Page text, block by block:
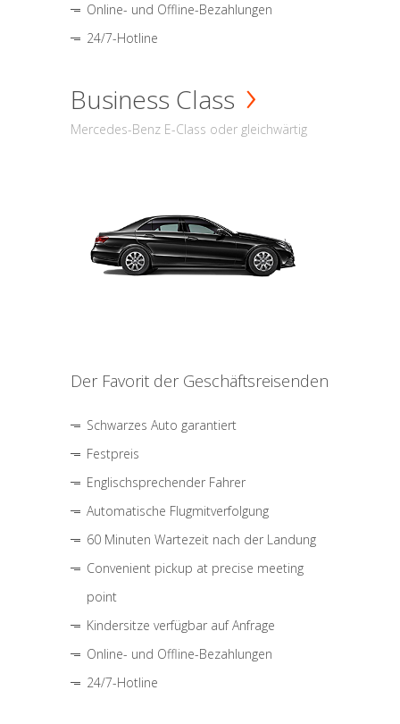
Online- und Offline-Bezahlungen
24/7-Hotline
Business Class
Mercedes-Benz E-Class oder gleichwärtig
Der Favorit der Geschäftsreisenden
Schwarzes Auto garantiert
Festpreis
Englischsprechender Fahrer
Automatische Flugmitverfolgung
60 Minuten Wartezeit nach der Landung
Convenient pickup at precise meeting
point
Kindersitze verfügbar auf Anfrage
Online- und Offline-Bezahlungen
24/7-Hotline